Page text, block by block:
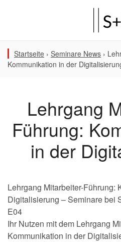
Startseite › Seminare News ›
Kommunikation in der
Lehrgang
Führung:
in der
Lehrgang Mitarbeiter-Führung:
Digitalisierung – Seminare bei
E04
Ihr Nutzen mit dem Lehrgang
Kommunikation in der